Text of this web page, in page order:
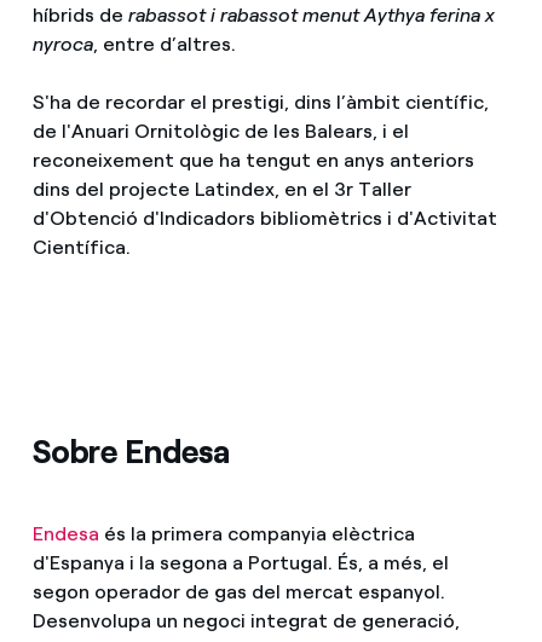
híbrids de rabassot i rabassot menut Aythya ferina x
nyroca, entre d’altres.
S'ha de recordar el prestigi, dins l’àmbit científic,
de l'Anuari Ornitològic de les Balears, i el
reconeixement que ha tengut en anys anteriors
dins del projecte Latindex, en el 3r Taller
d'Obtenció d'Indicadors bibliomètrics i d'Activitat
Científica.
Sobre Endesa
Endesa és la primera companyia elèctrica
d'Espanya i la segona a Portugal. És, a més, el
segon operador de gas del mercat espanyol.
Desenvolupa un negoci integrat de generació,